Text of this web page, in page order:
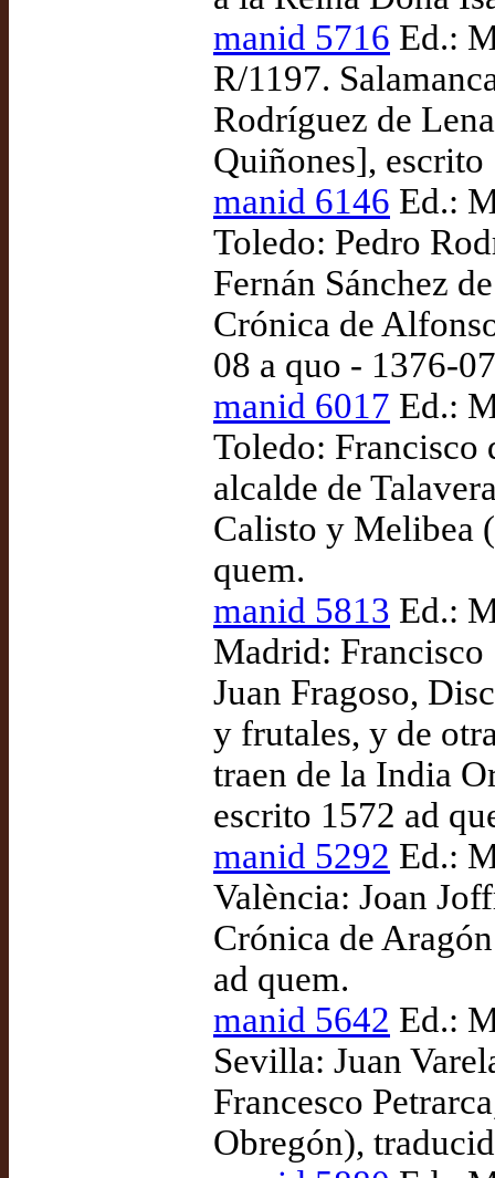
manid 5716 Ed.:
R/1197.
Rodríguez de
Quiñones], escrito
manid 6146 Ed.:
Toledo: Pedro
Fernán Sánchez
Crónica de
08 a quo - 1376-
manid 6017 Ed.:
Toledo: Francisco
alcalde de
Calisto y Melibea
quem.
manid 5813 Ed.:
Madrid: Francisco
Juan Fragoso,
y frutales, y de
traen de la India
escrito 1572 ad
manid 5292 Ed.:
València: Joan
Crónica de
ad quem.
manid 5642 Ed.:
Sevilla: Juan
Francesco
Obregón),